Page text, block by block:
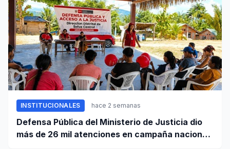
INSTITUCIONALES hace 2 semanas
Defensa Pública del Ministerio de Justicia dio
más de 26 mil atenciones en campaña nacional